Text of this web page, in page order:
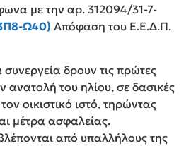
με την αρ. 312094/31-7-
Ω40) Απόφαση του Ε.Ε.Δ.Π.
συνεργεία δρουν τις πρώτες
ανατολή του ηλίου, σε δασικές
οικιστικό ιστό, τηρώντας
μέτρα ασφαλείας.
από υπαλλήλους της